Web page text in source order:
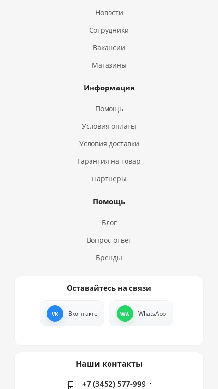
Новости
Сотрудники
Вакансии
Магазины
Информация
Помощь
Условия оплаты
Условия доставки
Гарантия на товар
Партнеры
Помощь
Блог
Вопрос-ответ
Бренды
Оставайтесь на связи
Вконтакте WhatsApp
Наши контакты
+7 (3452) 577-999